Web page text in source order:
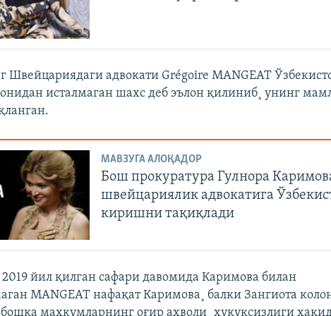
Швейцариядаги адвокати Grégoire MANGEAT
исталмаган шахс деб эълон қилиниб¸ унинг
МАВЗУГА АЛОҚАДОР
Бош прокуратура Гулнора
швейцариялик адвокатига
киришни тақиқлади
2019 йил қилган сафари давомида Каримова билан
MANGEAT нафақат Каримова¸ балки Зангиота
бошқа маҳкумларнинг оғир аҳволи¸ ҳуқуқсизлиги